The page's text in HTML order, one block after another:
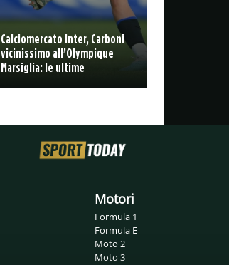
Calciomercato Inter, Carboni
vicinissimo all’Olympique
Marsiglia: le ultime
Motori
Formula 1
Formula E
Moto 2
Moto 3